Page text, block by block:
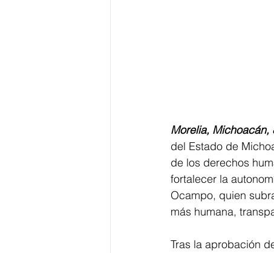
Morelia,
del Estado de
de los derechos
fortalecer la
Ocampo, quien
más humana,
Tras la aprobación